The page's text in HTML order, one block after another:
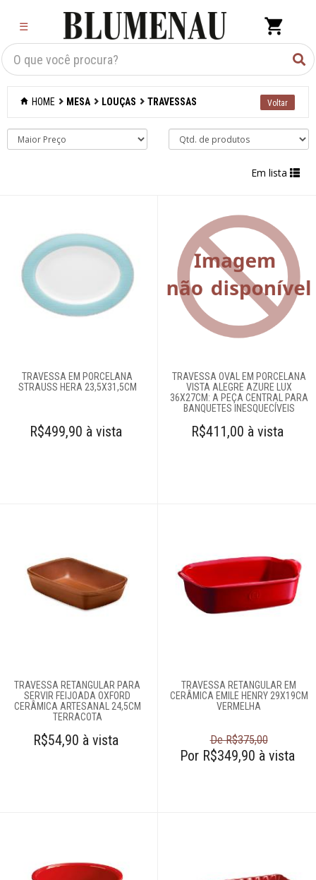
☰
Criar Lista×
Organização
Eletros
Bar
Café e chá
Copos e taças
Louças
Servir
Talheres
Móveis
Decoração
Conosco
HOME MESA LOUÇAS TRAVESSAS
Em lista
TRAVESSA EM PORCELANA
STRAUSS HERA 23,5X31,5CM
R$499,90 à vista
TRAVESSA OVAL EM PORCELANA
VISTA ALEGRE AZURE LUX
36X27CM: A PEÇA CENTRAL PARA
BANQUETES INESQUECÍVEIS
R$411,00 à vista
TRAVESSA RETANGULAR PARA
SERVIR FEIJOADA OXFORD
CERÂMICA ARTESANAL 24,5CM
TERRACOTA
R$54,90 à vista
TRAVESSA RETANGULAR EM
CERÂMICA EMILE HENRY 29X19CM
VERMELHA
De R$375,00
Por R$349,90 à vista